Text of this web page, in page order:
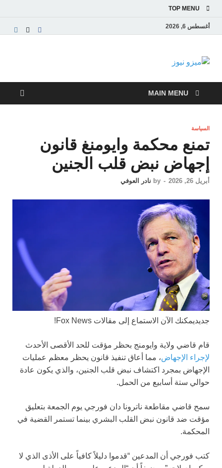
TOP MENU
أغسطس 6, 2026
ميزو نيوز
والاقتصادية
MAIN MENU
السياسة
تمنع محكمة وايومنغ قانون
إجهاض نبض قلب الجنين
أبريل 26, 2026 -
by نادر العوفي
جديديمكنك الآن الاستماع إلى مقالات Fox News!
قام قاضي ولاية وايومنج بحظر مؤقت للحد الأقصى الأحدث
لإجراء الإجهاض، مما أعاق تنفيذ قانون يحظر معظم عمليات
الإجهاض بمجرد اكتشاف نبض قلب الجنين، والذي يكون عادة
حوالي ستة أسابيع من الحمل.
سمح قاضي مقاطعة ناترونا دان فورجي يوم الجمعة بتعليق
مؤقت ضد قانون نبض القلب البشري بينما تستمر القضية في
المحكمة.
كتب فورجي أن المدعين “قدموا دليلاً كافياً على الأذى الذي لا